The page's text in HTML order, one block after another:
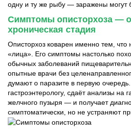
одну и ту же рыбу — заражены могут
Симптомы описторхоза —
хроническая стадия
Описторхоз коварен именно тем, что
«лица». Его симптомы настолько
обычных заболеваний
опытные врачи без
думают о паразите в первую
гастроэнтерологу, сдаёт анализы на
желчного пузыря — и получает
симптоматически, но не устраняют